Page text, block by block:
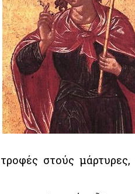
στούς μάρτυρες,